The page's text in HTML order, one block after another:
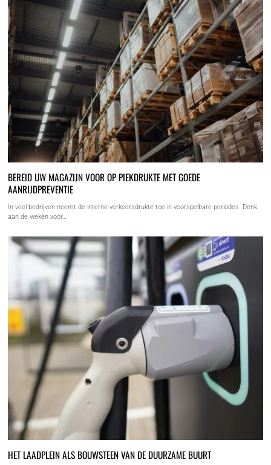
BEREID UW MAGAZIJN VOOR OP PIEKDRUKTE MET GOEDE
AANRIJDPREVENTIE
In veel bedrijven neemt de interne verkeersdrukte toe in voorspelbare periodes. Denk
aan de weken voor…
HET LAADPLEIN ALS BOUWSTEEN VAN DE DUURZAME BUURT